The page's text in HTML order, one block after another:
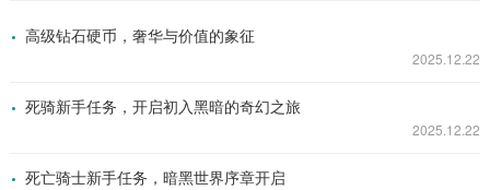
高级钻石硬币，奢华与价值的象征
2025.12.22
死骑新手任务，开启初入黑暗的奇幻之旅
2025.12.22
死亡骑士新手任务，暗黑世界序章开启